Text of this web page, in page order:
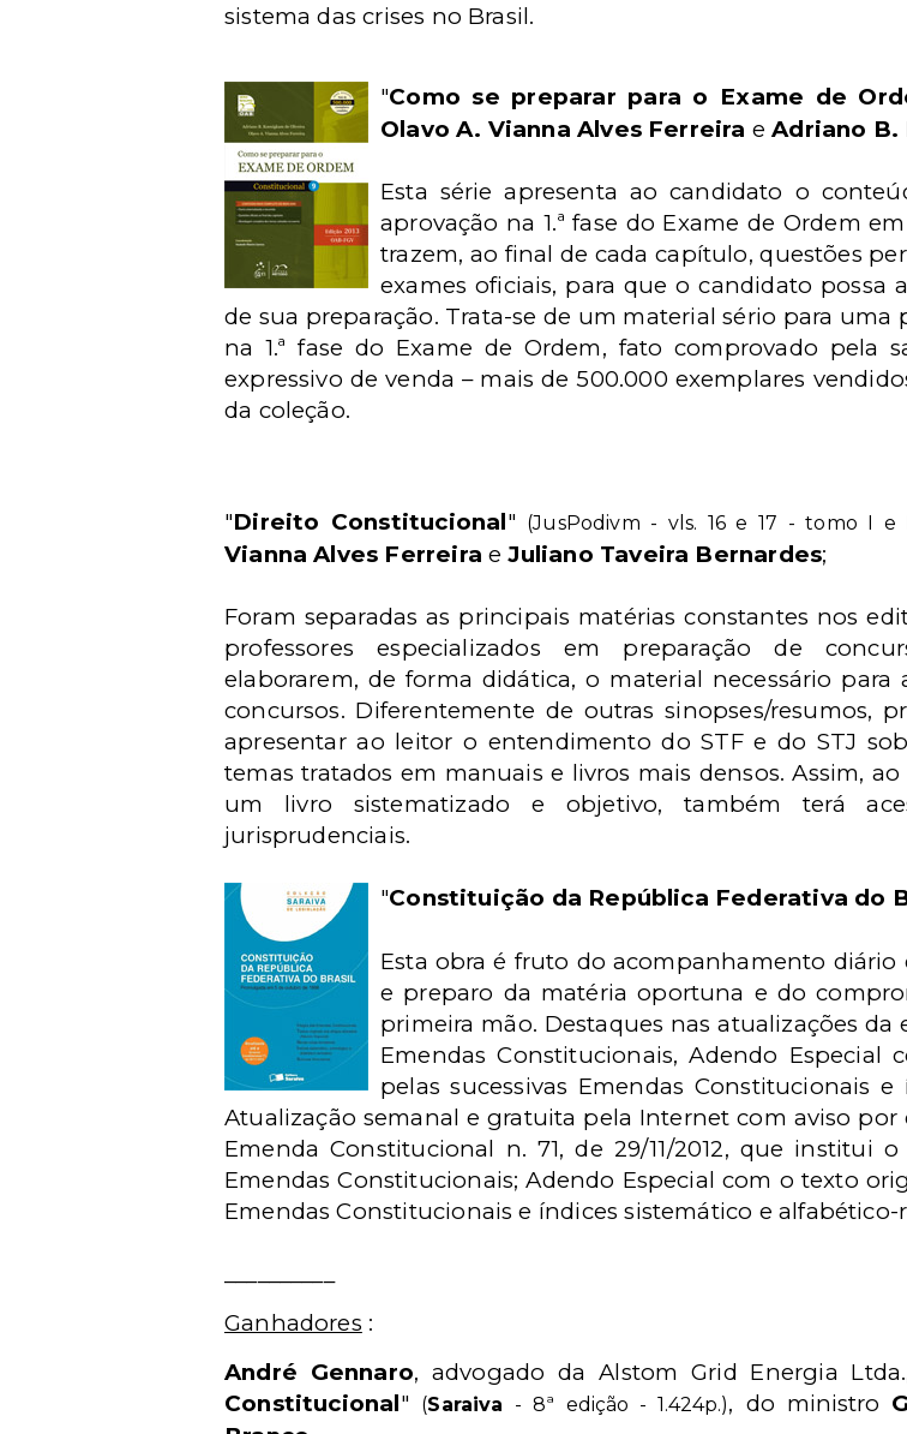
sistema das crises no Brasil.
"Como se preparar para o Exame de
Olavo A. Vianna Alves Ferreira eAdriano B.
Esta série apresenta ao candidato o
aprovação na 1.ª fase do Exame de Ordem
trazem, ao final de cada capítulo, questões
exames oficiais, para que o candidato possa
de sua preparação. Trata-se de um material sério para
na 1.ª fase do Exame de Ordem, fato comprovado pela
expressivo de venda – mais de 500.000 exemplares
da coleção.
"Direito Constitucional" (JusPodivm - vls. 16 e 17 - tomo I e
Vianna Alves Ferreira eJuliano Taveira Bernardes;
Foram separadas as principais matérias constantes nos
professores especializados em preparação de
elaborarem, de forma didática, o material necessário para
concursos. Diferentemente de outras sinopses/resumos,
apresentar ao leitor o entendimento do STF e do STJ
temas tratados em manuais e livros mais densos. Assim,
um livro sistematizado e objetivo, também terá
jurisprudenciais.
"Constituição da República Federativa do
Esta obra é fruto do acompanhamento diário
e preparo da matéria oportuna e do
primeira mão. Destaques nas atualizações da
Emendas Constitucionais, Adendo
pelas sucessivas Emendas Constitucionais
Atualização semanal e gratuita pela Internet com aviso por
Emenda Constitucional n. 71, de 29/11/2012, que institui
Emendas Constitucionais; Adendo Especial com o texto
Emendas Constitucionais e índices sistemático e alfabético-
Ganhadores :
André Gennaro, advogado da Alstom Grid Energia
Constitucional" (Saraiva - 8ª edição - 1.424p.), do ministro